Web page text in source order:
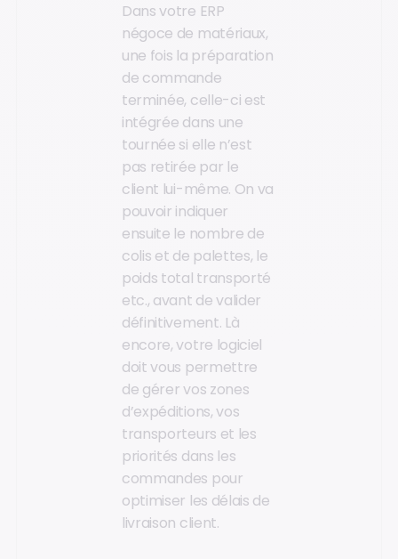
Dans votre ERP
négoce de matériaux,
une fois la préparation
de commande
terminée, celle-ci est
intégrée dans une
tournée si elle n’est
pas retirée par le
client lui-même. On va
pouvoir indiquer
ensuite le nombre de
colis et de palettes, le
poids total transporté
etc., avant de valider
définitivement. Là
encore, votre logiciel
doit vous permettre
de gérer vos zones
d’expéditions, vos
transporteurs et les
priorités dans les
commandes pour
optimiser les délais de
livraison client.